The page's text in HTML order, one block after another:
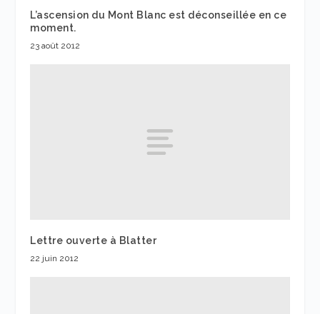
L’ascension du Mont Blanc est déconseillée en ce
moment.
23 août 2012
Lettre ouverte à Blatter
22 juin 2012